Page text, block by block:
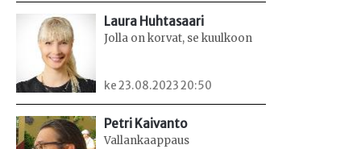
Laura Huhtasaari
Jolla on korvat, se kuulkoon
ke 23.08.2023 20:50
Petri Kaivanto
Vallankaappaus